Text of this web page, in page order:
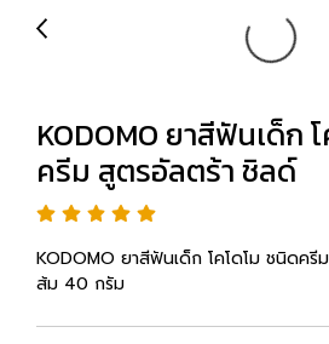
KODOMO ยาสีฟันเด็ก
ครีม สูตรอัลตร้า ชิลด์
KODOMO ยาสีฟันเด็ก โคโดโม ชนิดค
ส้ม 40 กรัม